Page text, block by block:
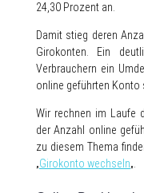
24,30 Prozent an.
Damit stieg deren
Girokonten. Ein
Verbrauchern ein
online geführten Konto
Wir rechnen im Laufe
der Anzahl online
zu diesem Thema
„Girokonto wechseln„.